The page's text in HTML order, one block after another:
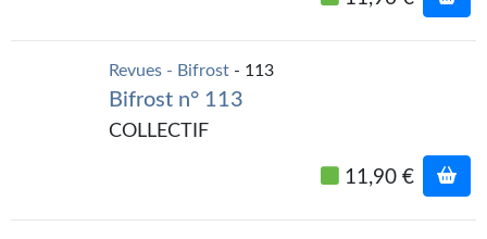
Revues - Bifrost - 113
Bifrost n° 113
COLLECTIF
11,90 €